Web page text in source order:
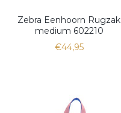
Zebra Eenhoorn Rugzak
medium 602210
€44,95